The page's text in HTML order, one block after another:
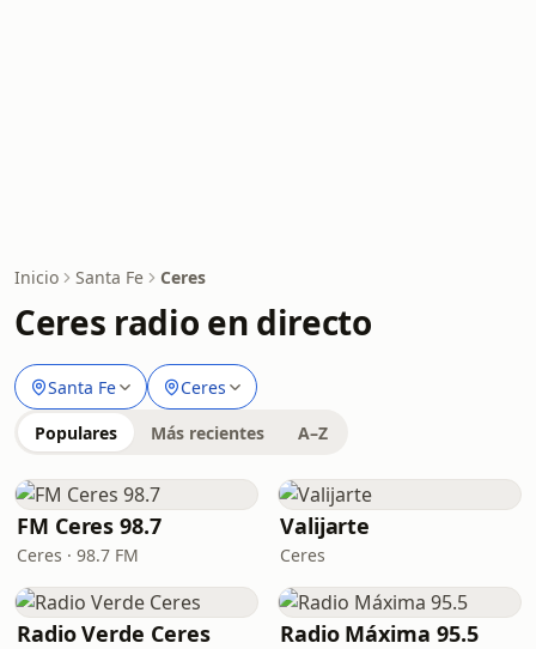
Inicio Santa Fe Ceres
Ceres radio en directo
Santa Fe Ceres
Populares Más recientes A–Z
FM Ceres 98.7
Ceres · 98.7 FM
Valijarte
Ceres
Radio Verde Ceres Radio Máxima 95.5